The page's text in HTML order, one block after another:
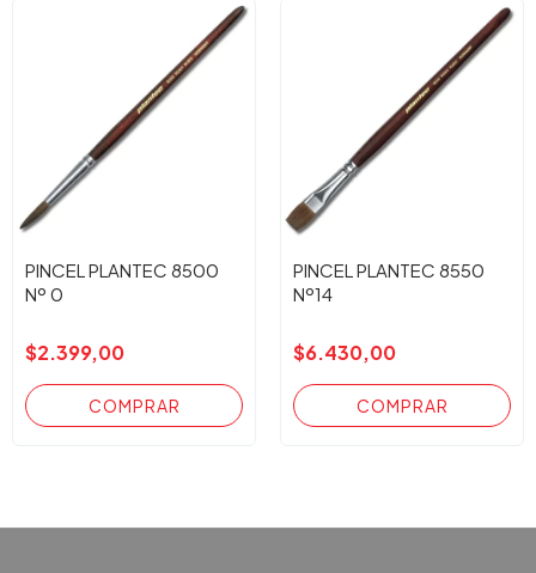
PINCEL PLANTEC 8500
Nº 0
$2.399,00
PINCEL PLANTEC 8550
Nº14
$6.430,00